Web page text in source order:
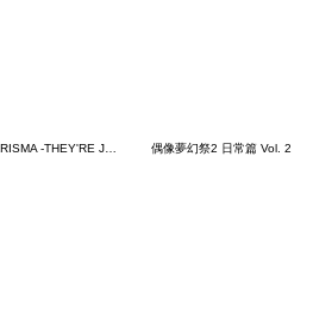
偶像夢幻祭2 日常篇 Vol. 2